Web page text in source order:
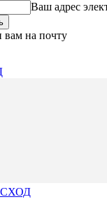
Ваш адрес
вам на почту